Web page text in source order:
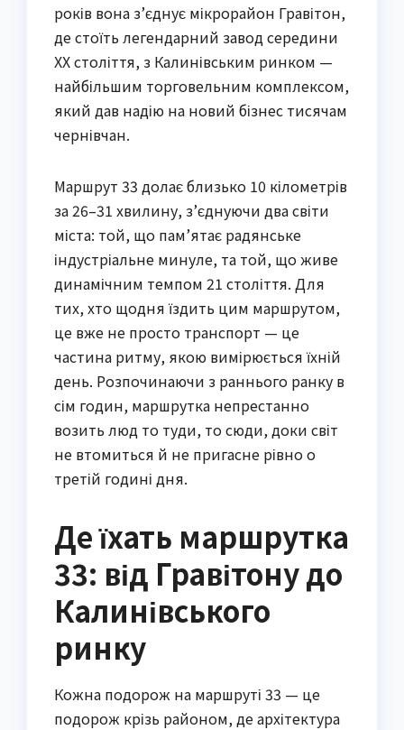
років вона з’єднує мікрорайон Гравітон,
де стоїть легендарний завод середини
XX століття, з Калинівським ринком —
найбільшим торговельним комплексом,
який дав надію на новий бізнес тисячам
чернівчан.
Маршрут 33 долає близько 10 кілометрів
за 26–31 хвилину, з’єднуючи два світи
міста: той, що пам’ятає радянське
індустріальне минуле, та той, що живе
динамічним темпом 21 століття. Для
тих, хто щодня їздить цим маршрутом,
це вже не просто транспорт — це
частина ритму, якою вимірюється їхній
день. Розпочинаючи з раннього ранку в
сім годин, маршрутка непрестанно
возить люд то туди, то сюди, доки світ
не втомиться й не пригасне рівно о
третій годині дня.
Де їхать маршрутка
33: від Гравітону до
Калинівського
ринку
Кожна подорож на маршруті 33 — це
подорож крізь районом, де архітектура